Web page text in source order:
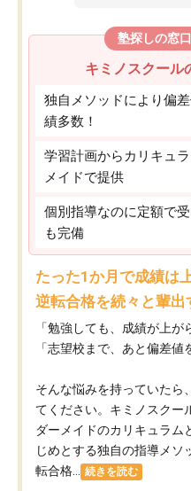
塾探しの窓
キミノスクール
独自メソッドにより偏
績多数！
学習計画からカリキュ
メイドで提供
個別指導なのに定額で
も完備
たった1か月で成績は
逆転合格を続々と輩出
「勉強しても、成績が上が
「志望校まで、あと偏差値
そんな悩みを持っていたら
てください。キミノスクー
ダーメイドのカリキュラム
じめとする独自の指導メソ
転合格...
続きを読む